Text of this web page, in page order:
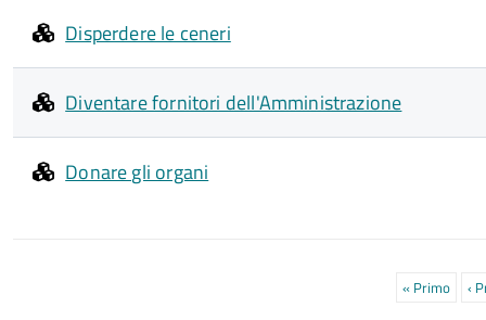
Disperdere le ceneri
Diventare fornitori dell'Amministrazione
Donare gli organi
Prima
« Primo ‹